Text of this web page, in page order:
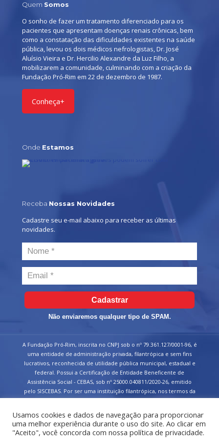
Quem Somos
O sonho de fazer um tratamento diferenciado para os
pacientes que apresentam doenças renais crônicas, bem
como a constatação das dificuldades existentes na saúde
pública, levou os dois médicos nefrologistas, Dr. José
Aluísio Vieira e Dr. Hercilio Alexandre da Luz Filho, a
mobilizarem a comunidade, culminando com a criação da
Fundação Pró-Rim em 22 de dezembro de 1987.
Conheça+
Onde Estamos
Receba Nossas Novidades
Cadastre seu e-mail abaixo para receber as últimas
novidades.
Cadastrar
Não enviaremos qualquer tipo de SPAM.
A Fundação Pró-Rim, inscrita no CNPJ sob o nº 79.361.127/0001-96, é
uma entidade de administração privada, filantrópica e sem fins
lucrativos, reconhecida de utilidade pública municipal, estadual e
federal. Possui a Certificação de Entidade Beneficente de
Assistência Social - CEBAS, sob nº 25000.040811/2020-26, emitido
pelo SISCEBAS. Por ser uma instituição filantrópica, nos termos da
legislação tributária brasileira, é isenta aos tributos federais
Usamos cookies e dados de navegação para proporcionar
uma melhor experiência durante o uso do site. Ao clicar em
"Aceito", você concorda com nossa política de privacidade.